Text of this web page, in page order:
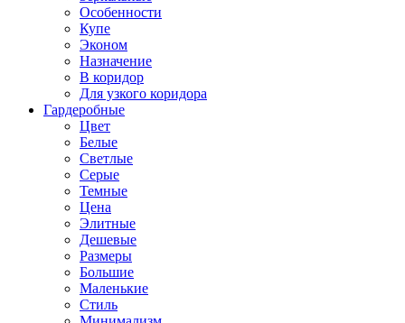
Особенности
Купе
Эконом
Назначение
В коридор
Для узкого коридора
Гардеробные
Цвет
Белые
Светлые
Серые
Темные
Цена
Элитные
Дешевые
Размеры
Большие
Маленькие
Стиль